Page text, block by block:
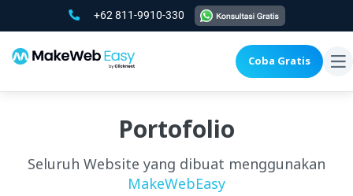
+62 811-9910-330
Coba Gratis
Portofolio
Seluruh Website yang dibuat menggunakan
MakeWebEasy